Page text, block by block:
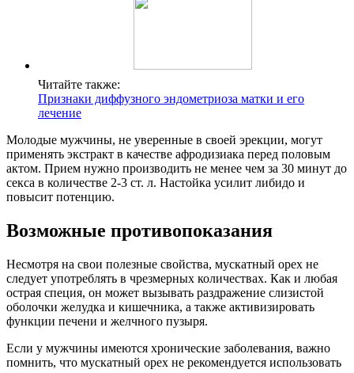
Читайте также:
Признаки диффузного эндометриоза матки и его
лечение
Молодые мужчины, не уверенные в своей эрекции, могут
применять экстракт в качестве афродизиака перед половым
актом. Прием нужно производить не менее чем за 30 минут до
секса в количестве 2-3 ст. л. Настойка усилит либидо и
повысит потенцию.
Возможные противопоказания
Несмотря на свои полезные свойства, мускатный орех не
следует употреблять в чрезмерных количествах. Как и любая
острая специя, он может вызывать раздражение слизистой
оболочки желудка и кишечника, а также активизировать
функции печени и желчного пузыря.
Если у мужчины имеются хронические заболевания, важно
помнить, что мускатный орех не рекомендуется использовать